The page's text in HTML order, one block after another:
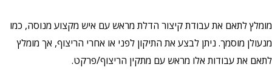
מומלץ לתאם את עבודת קיצור הדלת מראש עם איש מקצוע מנוסה, כמו
מנעולן מוסמך. ניתן לבצע את התיקון לפני או אחרי הריצוף, אך מומלץ
לתאם את עבודות אלו מראש עם מתקין הריצוף/פרקט.